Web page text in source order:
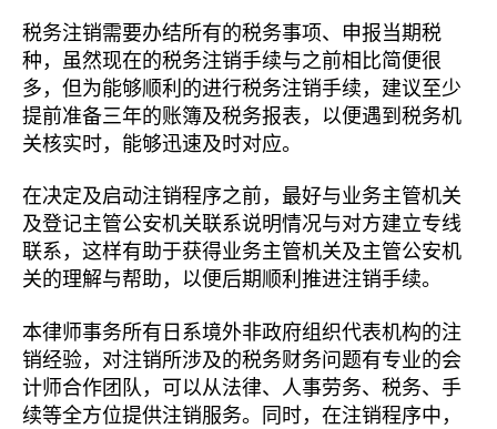
税务注销需要办结所有的税务事项、申报当期税
种，虽然现在的税务注销手续与之前相比简便很
多，但为能够顺利的进行税务注销手续，建议至少
提前准备三年的账簿及税务报表，以便遇到税务机
关核实时，能够迅速及时对应。
在决定及启动注销程序之前，最好与业务主管机关
及登记主管公安机关联系说明情况与对方建立专线
联系，这样有助于获得业务主管机关及主管公安机
关的理解与帮助，以便后期顺利推进注销手续。
本律师事务所有日系境外非政府组织代表机构的注
销经验，对注销所涉及的税务财务问题有专业的会
计师合作团队，可以从法律、人事劳务、税务、手
续等全方位提供注销服务。同时，在注销程序中，